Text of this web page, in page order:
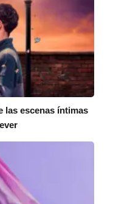
las escenas íntimas